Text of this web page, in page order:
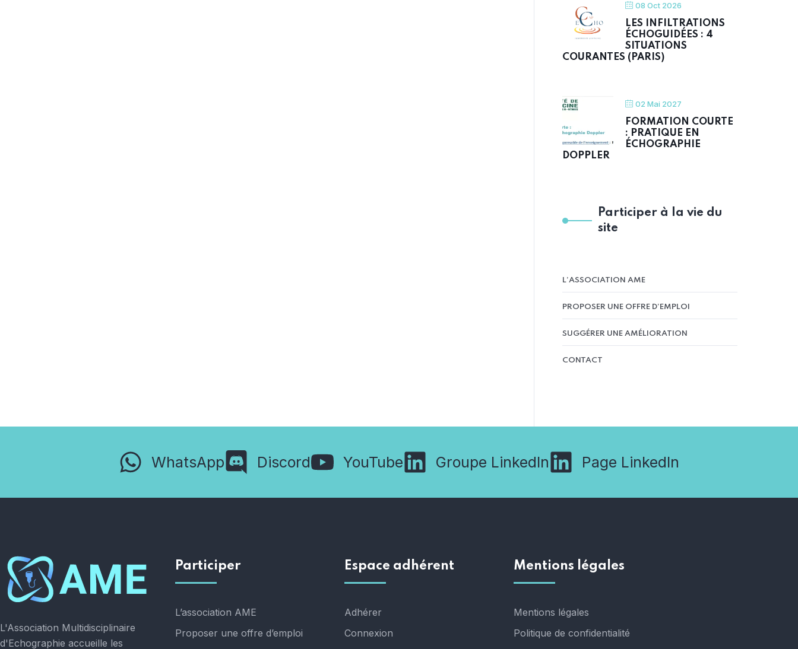
08 Oct 2026
LES INFILTRATIONS
ÉCHOGUIDÉES : 4
SITUATIONS
COURANTES (PARIS)
02 Mai 2027
FORMATION COURTE
: PRATIQUE EN
ÉCHOGRAPHIE
DOPPLER
Participer à la vie du
site
L’ASSOCIATION AME
PROPOSER UNE OFFRE D’EMPLOI
SUGGÉRER UNE AMÉLIORATION
CONTACT
WhatsApp Discord YouTube Groupe LinkedIn Page LinkedIn
L'Association Multidisciplinaire
d'Echographie accueille les
Participer
L’association AME
Proposer une offre d’emploi
Espace adhérent
Adhérer
Connexion
Mentions légales
Mentions légales
Politique de confidentialité